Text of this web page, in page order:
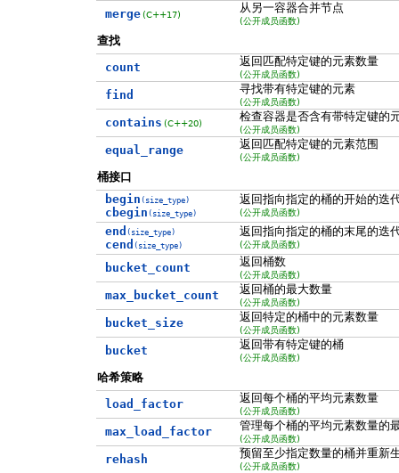
merge (C++17) 从另一容器合并节点
(公开成员函数)
查找
count
返回匹配特定键的元素数量
(公开成员函数)
find 寻找带有特定键的元素
(公开成员函数)
contains (C++20) 检查容器是否含有带特定键的
(公开成员函数)
equal_range 返回匹配特定键的元素范围
(公开成员函数)
桶接口
begin (size_type)
cbegin (size_type)
返回指向指定的桶的开始的迭
(公开成员函数)
end (size_type)
cend (size_type)
返回指向指定的桶的末尾的迭
(公开成员函数)
bucket_count 返回桶数
(公开成员函数)
max_bucket_count 返回桶的最大数量
(公开成员函数)
bucket_size 返回特定的桶中的元素数量
(公开成员函数)
bucket 返回带有特定键的桶
(公开成员函数)
哈希策略
load_factor
返回每个桶的平均元素数量
(公开成员函数)
max_load_factor 管理每个桶的平均元素数量的
(公开成员函数)
rehash 预留至少指定数量的桶并重新
(公开成员函数)